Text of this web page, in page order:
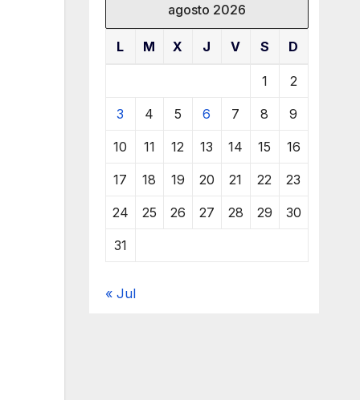
agosto 2026
L M X J V S D
1 2
3 4 5 6 7 8 9
10 11 12 13 14 15 16
17 18 19 20 21 22 23
24 25 26 27 28 29 30
31
« Jul